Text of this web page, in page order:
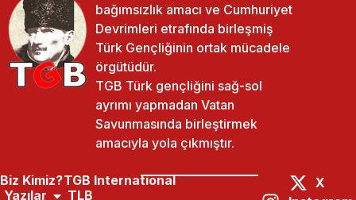
bağımsızlık amacı ve Cumhuriyet
Devrimleri etrafında birleşmiş
Türk Gençliğinin ortak mücadele
örgütüdür.
TGB Türk gençliğini sağ-sol
ayrımı yapmadan Vatan
Savunmasında birleştirmek
amacıyla yola çıkmıştır.
Biz Kimiz?
Yazılar
TGB International
TLB
X